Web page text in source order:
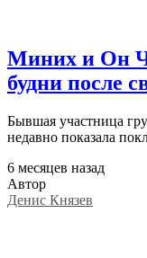
Миних и Он
будни после
Бывшая участница
недавно показала
6 месяцев назад
Автор
Денис Князев